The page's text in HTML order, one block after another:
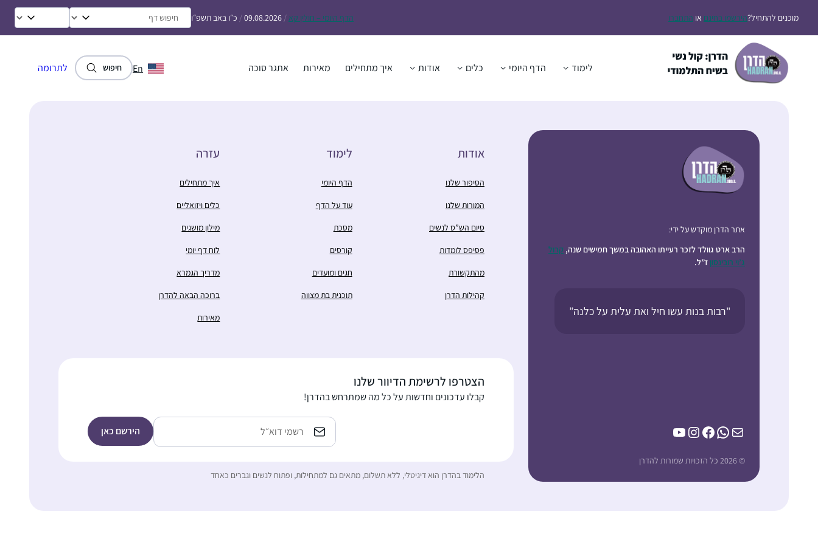
מוכנים להתחיל?הירשמו בחינם או התחברו הדף היומי – חולין קא /
09.08.2026
/ כ״ו באב תשפ״ו
לימוד הדף היומי כלים אודות איך מתחילים מאירות אתגר סוכה En חיפוש לתרומה
אתר הדרן מוקדש על ידי:
הרב ארט גוולד לזכר רעייתו האהובה במשך חמישים שנה, קרול
ג’וי רובינסון ז”ל.
"רבות בנות עשו חיל ואת עלית על כלנה”
Mail
WhatsApp
Facebook
Instagram
YouTube
© 2026 כל הזכויות שמורות להדרן
אודות
הסיפור שלנו
המורות שלנו
סיום הש”ס לנשים
פסיפס לומדות
מהתקשורת
קהילות הדרן
לימוד
הדף היומי
עוד על הדף
מסכת
קורסים
חגים ומועדים
תוכנית בת מצווה
עזרה
איך מתחילים
כלים ויזואליים
מילון מושגים
לוח דף יומי
מדריך הגמרא
ברוכה הבאה להדרן
מאירות
הצטרפו לרשימת הדיוור שלנו
קבלו עדכונים וחדשות על כל מה שמתרחש בהדרן!
כתובת
אימייל
הלימוד בהדרן הוא דיגיטלי, ללא תשלום, מתאים גם למתחילות, ופתוח לנשים וגברים כאחד